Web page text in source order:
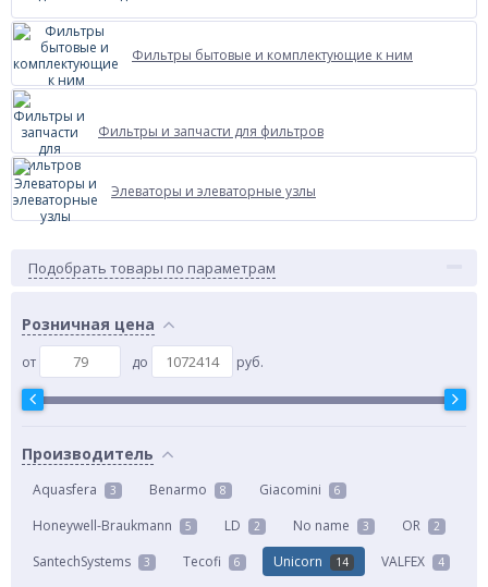
Фильтры бытовые и комплектующие к ним
Фильтры и запчасти для фильтров
Элеваторы и элеваторные узлы
Подобрать товары по параметрам
Розничная цена
от до руб.
Производитель
Aquasfera 3 Benarmo 8 Giacomini 6
Honeywell-Braukmann 5 LD 2 No name 3 OR 2
SantechSystems 3 Tecofi 6 Unicorn 14 VALFEX 4